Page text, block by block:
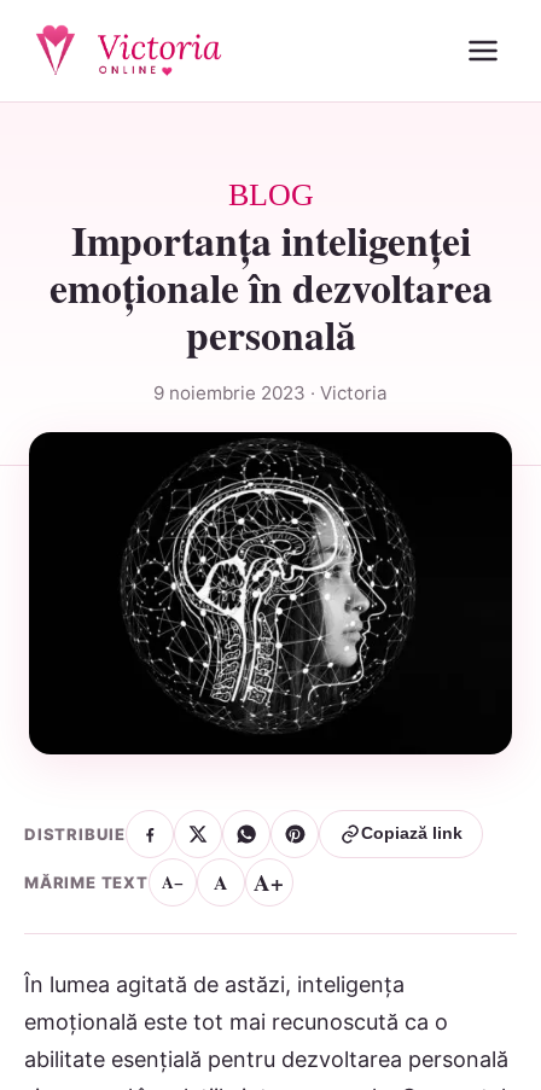
BLOG
Importanța inteligenței
emoționale în dezvoltarea
personală
9 noiembrie 2023 · Victoria
DISTRIBUIE Copiază link
MĂRIME TEXT A− A A+
În lumea agitată de astăzi, inteligența
emoțională este tot mai recunoscută ca o
abilitate esențială pentru dezvoltarea personală